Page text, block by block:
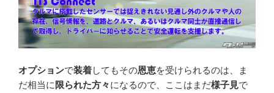
オプションで装着してもその恩恵を受けられるのは、ま
だ相当に 限られた方々になるので、ここはまだ様子見で